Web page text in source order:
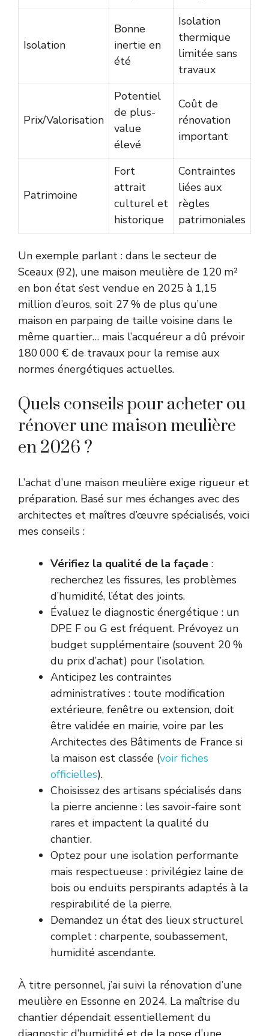
Isolation
Bonne
inertie en
été
Isolation
thermique
limitée sans
travaux
Prix/Valorisation
Potentiel
de plus-
value
élevé
Coût de
rénovation
important
Patrimoine
Fort
attrait
culturel et
historique
Contraintes
liées aux
règles
patrimoniales
Un exemple parlant : dans le secteur de
Sceaux (92), une maison meulière de 120 m²
en bon état s’est vendue en 2025 à 1,15
million d’euros, soit 27 % de plus qu’une
maison en parpaing de taille voisine dans le
même quartier… mais l’acquéreur a dû prévoir
180 000 € de travaux pour la remise aux
normes énergétiques actuelles.
Quels conseils pour acheter ou
rénover une maison meulière
en 2026 ?
L’achat d’une maison meulière exige rigueur et
préparation. Basé sur mes échanges avec des
architectes et maîtres d’œuvre spécialisés, voici
mes conseils :
Vérifiez la qualité de la façade :
recherchez les fissures, les problèmes
d’humidité, l’état des joints.
Évaluez le diagnostic énergétique : un
DPE F ou G est fréquent. Prévoyez un
budget supplémentaire (souvent 20 %
du prix d’achat) pour l’isolation.
Anticipez les contraintes
administratives : toute modification
extérieure, fenêtre ou extension, doit
être validée en mairie, voire par les
Architectes des Bâtiments de France si
la maison est classée (voir fiches
officielles).
Choisissez des artisans spécialisés dans
la pierre ancienne : les savoir-faire sont
rares et impactent la qualité du
chantier.
Optez pour une isolation performante
mais respectueuse : privilégiez laine de
bois ou enduits perspirants adaptés à la
respirabilité de la pierre.
Demandez un état des lieux structurel
complet : charpente, soubassement,
humidité ascendante.
À titre personnel, j’ai suivi la rénovation d’une
meulière en Essonne en 2024. La maîtrise du
chantier dépendait essentiellement du